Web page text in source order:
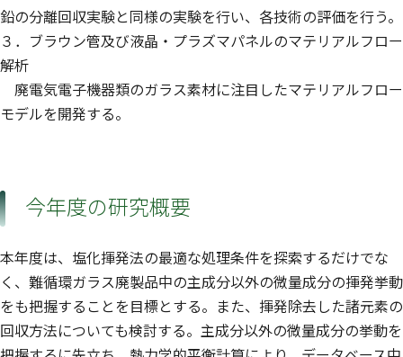
鉛の分離回収実験と同様の実験を行い、各技術の評価を行う。
３．ブラウン管及び液晶・プラズマパネルのマテリアルフロー
解析
廃電気電子機器類のガラス素材に注目したマテリアルフロー
モデルを開発する。
今年度の研究概要
本年度は、塩化揮発法の最適な処理条件を探索するだけでな
く、難循環ガラス廃製品中の主成分以外の微量成分の揮発挙動
をも把握することを目標とする。また、揮発除去した諸元素の
回収方法についても検討する。主成分以外の微量成分の挙動を